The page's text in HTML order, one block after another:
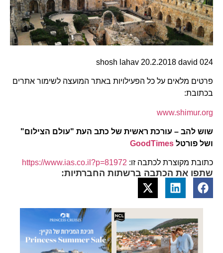
shosh lahav 20.2.2018 david 024
פרטים מלאים על כל הפעילויות באתר המועצה לשימור אתרים
בכתובת:
www.shimur.org
שוש להב – עורכת ראשית של כתב העת "עולם הצילום"
ושל פורטל GoodTimes
כתובת מקוצרת לכתבה זו: https://www.ias.co.il?p=81972
שתפו את הכתבה ברשתות החברתיות: